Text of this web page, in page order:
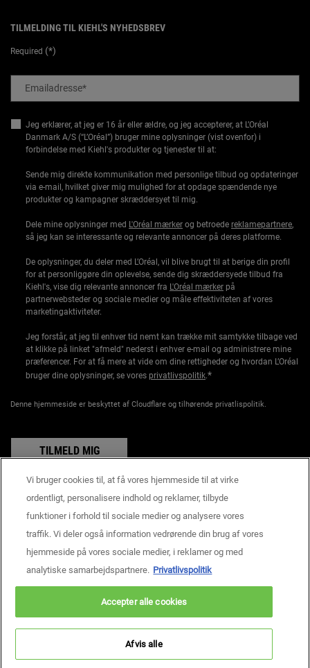
TILMELDING TIL KIEHL'S NYHEDSBREV
Required (*)
Emailadresse*
Jeg erklærer, at jeg er 16 år eller ældre, og jeg accepterer, at L’Oréal
Danmark A/S (“L’Oréal”) bruger mine oplysninger (vist ovenfor) i
forbindelse med Kiehl's produkter og tjenester til at:
Sende mig direkte kommunikation med personlige tilbud og opdateringer
via e-mail, hvilket giver mig mulighed for at opdage spændende nye
produkter og kampagner skræddersyet til mig.
Dele mine oplysninger med L'Oréal mærker og betroede reklamepartnere,
så jeg kan se interessante og relevante annoncer på deres platforme.
De oplysninger, du deler med L’Oréal, vil blive brugt til at berige din profil
for at personliggøre din oplevelse, sende dig skræddersyede tilbud fra
Kiehl's, vise dig relevante annoncer fra L'Oréal mærker på
partnerwebsteder og sociale medier og måle effektiviteten af vores
marketingaktiviteter.
Jeg forstår, at jeg til enhver tid nemt kan trække mit samtykke tilbage ved
at klikke på linket "afmeld" nederst i enhver e-mail og administrere mine
præferencer. For at få mere at vide om dine rettigheder og hvordan L’Oréal
bruger dine oplysninger, se vores privatlivspolitik.*
Denne hjemmeside er beskyttet af Cloudflare og tilhørende privatlispolitik.
TILMELD MIG
Producentoplysninger
KIEHL'S
14, rue Royale - 75008 Paris France
consumercare@dk.oaccare.com
KØBSBETINGELSER
Privatlivspolitik
Vi bruger cookies til, at få vores hjemmeside til at virke
ordentligt, personalisere indhold og reklamer, tilbyde
funktioner i forhold til sociale medier og analysere vores
traffik. Vi deler også information vedrørende din brug af vores
hjemmeside på vores sociale medier, i reklamer og med
analytiske samarbejdspartnere. Privatlivspolitik
Afvis alle
Accepter alle cookies